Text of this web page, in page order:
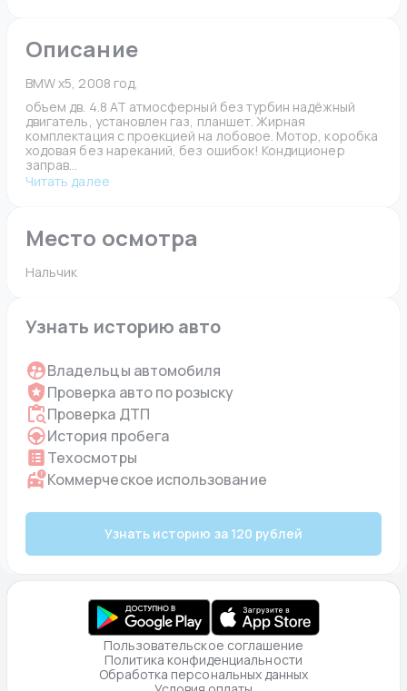
Описание
BMW x5, 2008 год,
объем дв. 4.8 АТ атмосферный без турбин надёжный
двигатель, установлен газ, планшет. Жирная
комплектация с проекцией на лобовое. Мотор, коробка
ходовая без нареканий, без ошибок! Кондиционер
заправ...
Читать далее
Место осмотра
Нальчик
Узнать историю авто
Владельцы автомобиля
Проверка авто по розыску
Проверка ДТП
История пробега
Техосмотры
Коммерческое использование
Узнать историю за 120 рублей
Пользовательское соглашение
Политика конфиденциальности
Обработка персональных данных